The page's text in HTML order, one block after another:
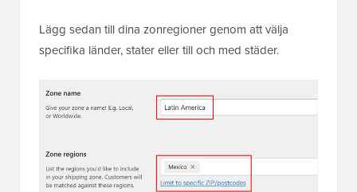
Lägg sedan till dina zonregioner genom att välja
specifika länder, stater eller till och med städer.